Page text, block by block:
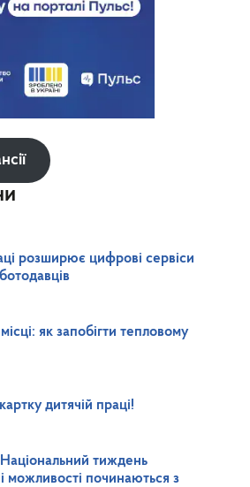
розширює цифрові сервіси
як запобігти тепловому
дитячій праці!
Національний тиждень
можливості починаються з